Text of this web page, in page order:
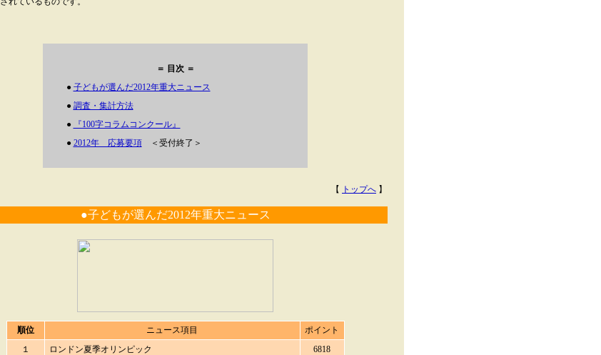
＝ 目次 ＝
● 子どもが選んだ2012年重大ニュース
● 調査・集計方法
●
『100字コラムコンクール』
● 2012年 応募要項＜受付終了＞
【 トップへ 】
●子どもが選んだ2012年重大ニュース
順位 ニュース項目
ポイント
１
ロンドン夏季オリンピック
6818